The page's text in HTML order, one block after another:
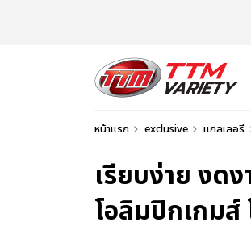
หน้าแรก exclusive แกลเลอรี
เรียบง่าย งด
โอลิมปิกเกมส์